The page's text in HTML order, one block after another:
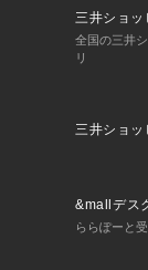
三井ショッ
全国の三井
リ
三井ショッ
&mallデス
ららぽーと